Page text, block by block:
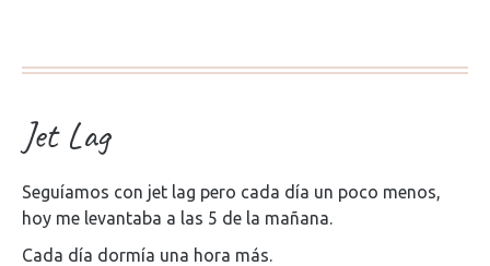
Jet Lag
Seguíamos con jet lag pero cada día un poco menos,
hoy me levantaba a las 5 de la mañana.
Cada día dormía una hora más.